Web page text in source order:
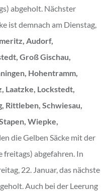
abgeholt. Nächster
ist demnach am Dienstag,
Audorf,
Groß Gischau,
Hohentramm,
Laatzke, Lockstedt,
Rittleben, Schwiesau,
Wiepke,
die Gelben Säcke mit der
freitags) abgefahren. In
22. Januar, das nächste
Auch bei der Leerung